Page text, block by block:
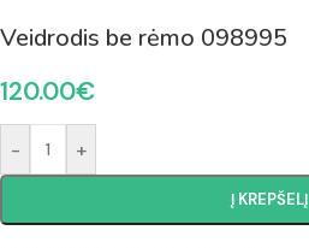
Veidrodis be rėmo 098995
120.00€
- +
Į KREPŠELĮ